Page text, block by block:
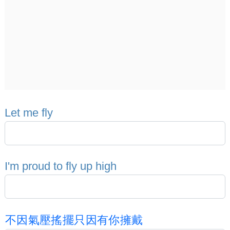
Let me fly
I'm proud to fly up high
不因 氣壓搖擺只 因有你擁戴